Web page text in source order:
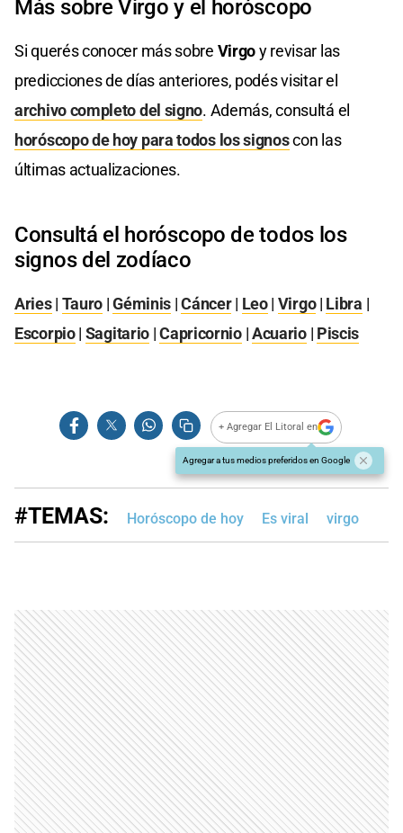
Más sobre Virgo y el horóscopo
Si querés conocer más sobre Virgoy revisar las
predicciones de días anteriores, podés visitar el
archivo completo del signo. Además, consultá el
horóscopo de hoy para todos los signoscon las
últimas actualizaciones.
Consultá el horóscopo de todos los
signos del zodíaco
Aries| Tauro |Géminis |Cáncer| Leo| Virgo| Libra |
Escorpio| Sagitario |Capricornio|Acuario| Piscis
+ Agregar El Litoral en
Agregar a tus medios preferidos en Google
#TEMAS: Horóscopo de hoy Es viral virgo